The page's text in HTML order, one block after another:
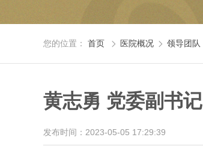
您的位置： 首页  医院概况  领导团队
黄志勇 党委副书记
发布时间：2023-05-05 17:29:39